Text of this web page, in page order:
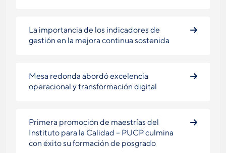
La importancia de los indicadores de
gestión en la mejora continua sostenida
Mesa redonda abordó excelencia
operacional y transformación digital
Primera promoción de maestrías del
Instituto para la Calidad – PUCP culmina
con éxito su formación de posgrado